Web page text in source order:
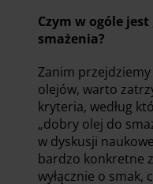
Czym w ogóle
smażenia?
Zanim
olejów, warto
kryteria, według
„dobry olej do
w dyskusji
bardzo konkretne
wyłącznie o smak,